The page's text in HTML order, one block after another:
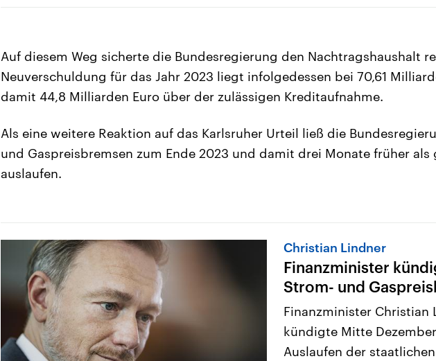
Auf diesem Weg sicherte die Bundesregierung den Nachtragshaushalt
Neuverschuldung für das Jahr 2023 liegt infolgedessen bei 70,61
damit 44,8 Milliarden Euro über der zulässigen Kreditaufnahme.
Als eine weitere Reaktion auf das Karlsruher Urteil ließ die
und Gaspreisbremsen zum Ende 2023 und damit drei Monate früher als
auslaufen.
Christian Lindner
Finanzminister
Strom- und
Finanzminister Christian
kündigte Mitte
Auslaufen der